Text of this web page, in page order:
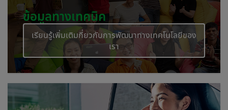
ข้อมูลทางเทคนิค
เรียนรู้เพิ่มเติมกี่ยวกับการพัฒนาทางเทคโนโลยีของ
เรา